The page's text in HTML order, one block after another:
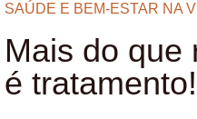
SAÚDE E BEM-ESTAR NA
Mais do que
é tratamento!